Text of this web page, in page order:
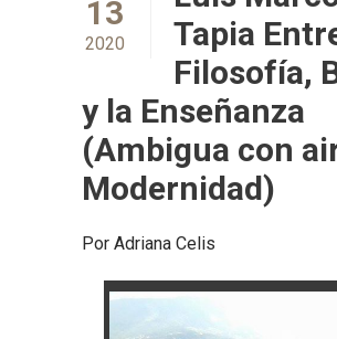
13
2020
Tapia
Filosofía,
y la Enseñanza
(Ambigua con
Modernidad)
Por Adriana Celis